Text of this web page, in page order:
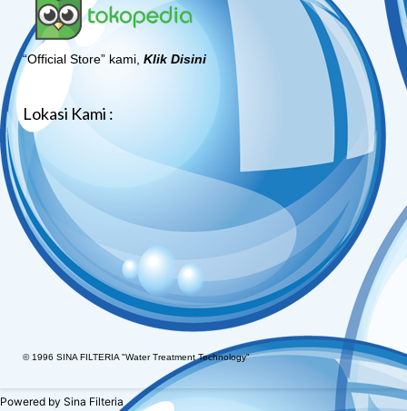
“Official Store” kami, Klik Disini
Lokasi Kami :
© 1996 SINA FILTERIA "Water Treatment Technology"
Powered by Sina Filteria